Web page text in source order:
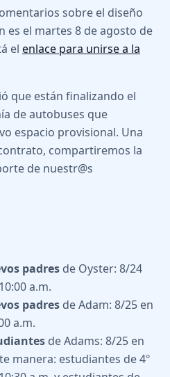
sobre el diseño
es el martes 8 de agosto de
el enlace para unirse a la
que están finalizando el
de autobuses que
espacio provisional. Una
compartiremos la
de nuestr@s
padres de Oyster: 8/24
a.m.
padres de Adam: 8/25 en
a.m.
de Adams: 8/25 en
manera: estudiantes de 4º